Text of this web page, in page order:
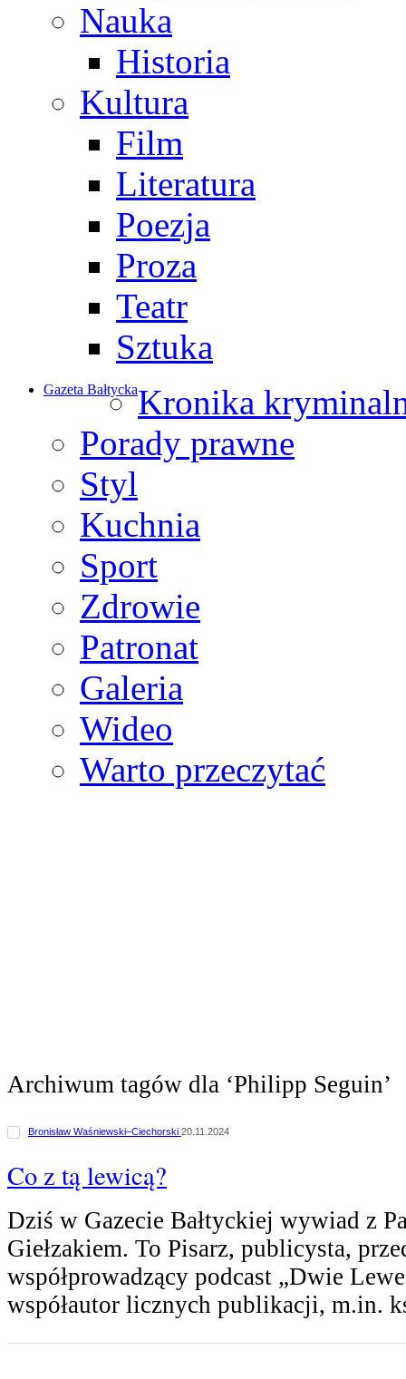
Nauka
Historia
Kultura
Film
Literatura
Poezja
Proza
Teatr
Sztuka
Gazeta BałtyckaKronika
Porady prawne
Styl
Kuchnia
Sport
Zdrowie
Patronat
Galeria
Wideo
Warto przeczytać
Archiwum tagów dla ‘Philipp Seguin’
Bronisław Waśniewski–Ciechorski 20.11.2024
Co z tą lewicą?
Dziś w Gazecie Bałtyckiej wywiad z
Giełzakiem. To Pisarz, publicysta,
współprowadzący podcast „Dwie
współautor licznych publikacji, m.in.